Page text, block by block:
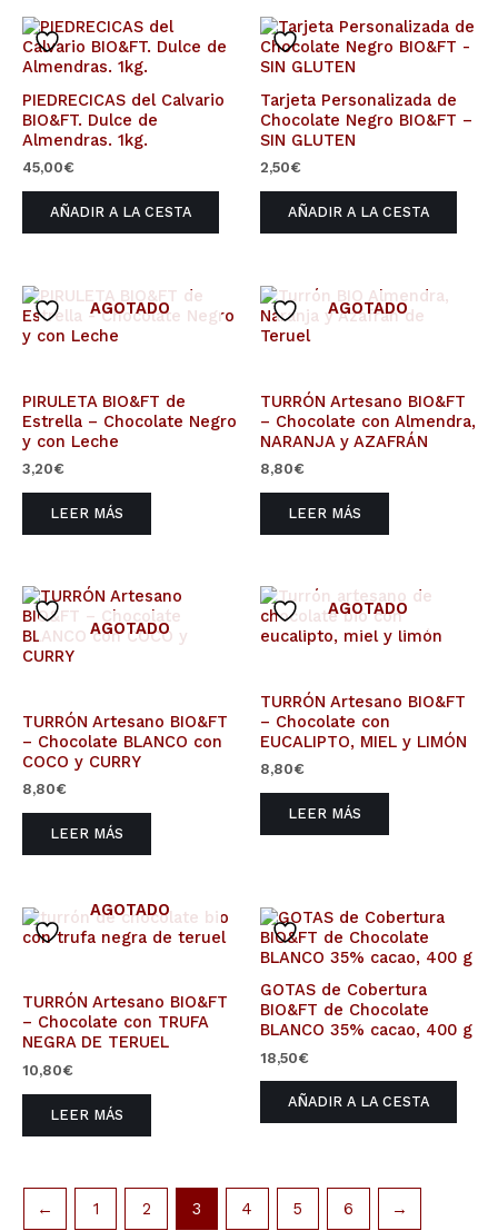
PIEDRECICAS del Calvario
BIO&FT. Dulce de
Almendras. 1kg.
45,00€
AÑADIR A LA CESTA
Tarjeta Personalizada de
Chocolate Negro BIO&FT –
SIN GLUTEN
2,50€
AÑADIR A LA CESTA
AGOTADO
PIRULETA BIO&FT de
Estrella – Chocolate Negro
y con Leche
3,20€
LEER MÁS
AGOTADO
TURRÓN Artesano BIO&FT
– Chocolate con Almendra,
NARANJA y AZAFRÁN
8,80€
LEER MÁS
AGOTADO
TURRÓN Artesano BIO&FT
– Chocolate BLANCO con
COCO y CURRY
8,80€
LEER MÁS
AGOTADO
TURRÓN Artesano BIO&FT
– Chocolate con
EUCALIPTO, MIEL y LIMÓN
8,80€
LEER MÁS
AGOTADO
TURRÓN Artesano BIO&FT
– Chocolate con TRUFA
NEGRA DE TERUEL
10,80€
LEER MÁS
GOTAS de Cobertura
BIO&FT de Chocolate
BLANCO 35% cacao, 400 g
18,50€
AÑADIR A LA CESTA
← 1 2 3 4 5 6 →